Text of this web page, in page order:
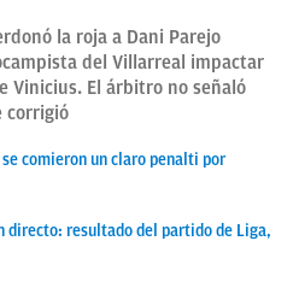
la roja a Dani Parejo
del Villarreal impactar
Vinicius. El árbitro no señaló
corrigió
comieron un claro penalti por
directo: resultado del partido de Liga,